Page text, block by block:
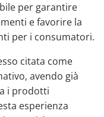
per garantire
e favorire la
per i consumatori.
citata come
avendo già
i prodotti
esperienza